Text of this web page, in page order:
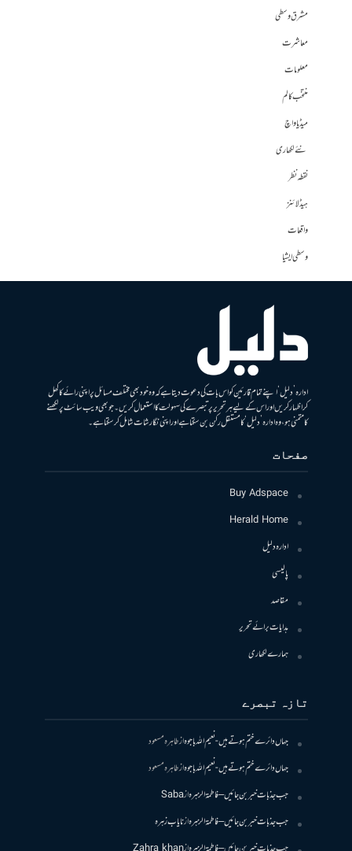
مشرق وسطی
معاشرت
معلومات
منتخب کالم
میڈیا واچ
نئے لکھاری
نقطہ نظر
ہیڈلائنز
واقعات
وسطی ایشیا
ادارہ ’دلیل‘ اپنے تمام قارئین کو اس بات کی دعوت دیتا ہے کہ وہ خود بھی مختلف مسائل پر اپنی رائے کا کھل
کر اظہار کریں اور اس کے لیے ہر تحریر پر تبصرے کی سہولت کا استعمال کریں۔ جو بھی ویب سائٹ پر لکھنے
کا متمنی ہو، وہ ادارہ ’دلیل‘ کا مستقل رکن بن سکتا ہے اور اپنی نگارشات شامل کرسکتا ہے۔
صفحات
Buy Adspace
Herald Home
ادارہ دلیل
پالیسی
مقاصد
ہدایات برائے تحریر
ہمارے لکھاری
تازہ تبصرے
جہاں دائرے ختم ہوتے ہیں- نعیم اللہ باجوہازطاہرہ مسعود
جہاں دائرے ختم ہوتے ہیں- نعیم اللہ باجوہازطاہرہ مسعود
جب جذبات خبر بن جائیں – فاطمۃالزہرہازSaba
جب جذبات خبر بن جائیں – فاطمۃالزہرہازنایاب زہرہ